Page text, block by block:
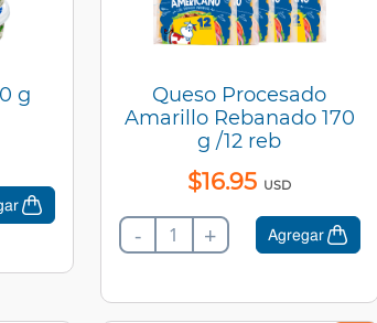
g
Queso Procesado
Amarillo Rebanado 170
g /12 reb
$16.95 USD
- + Agregar